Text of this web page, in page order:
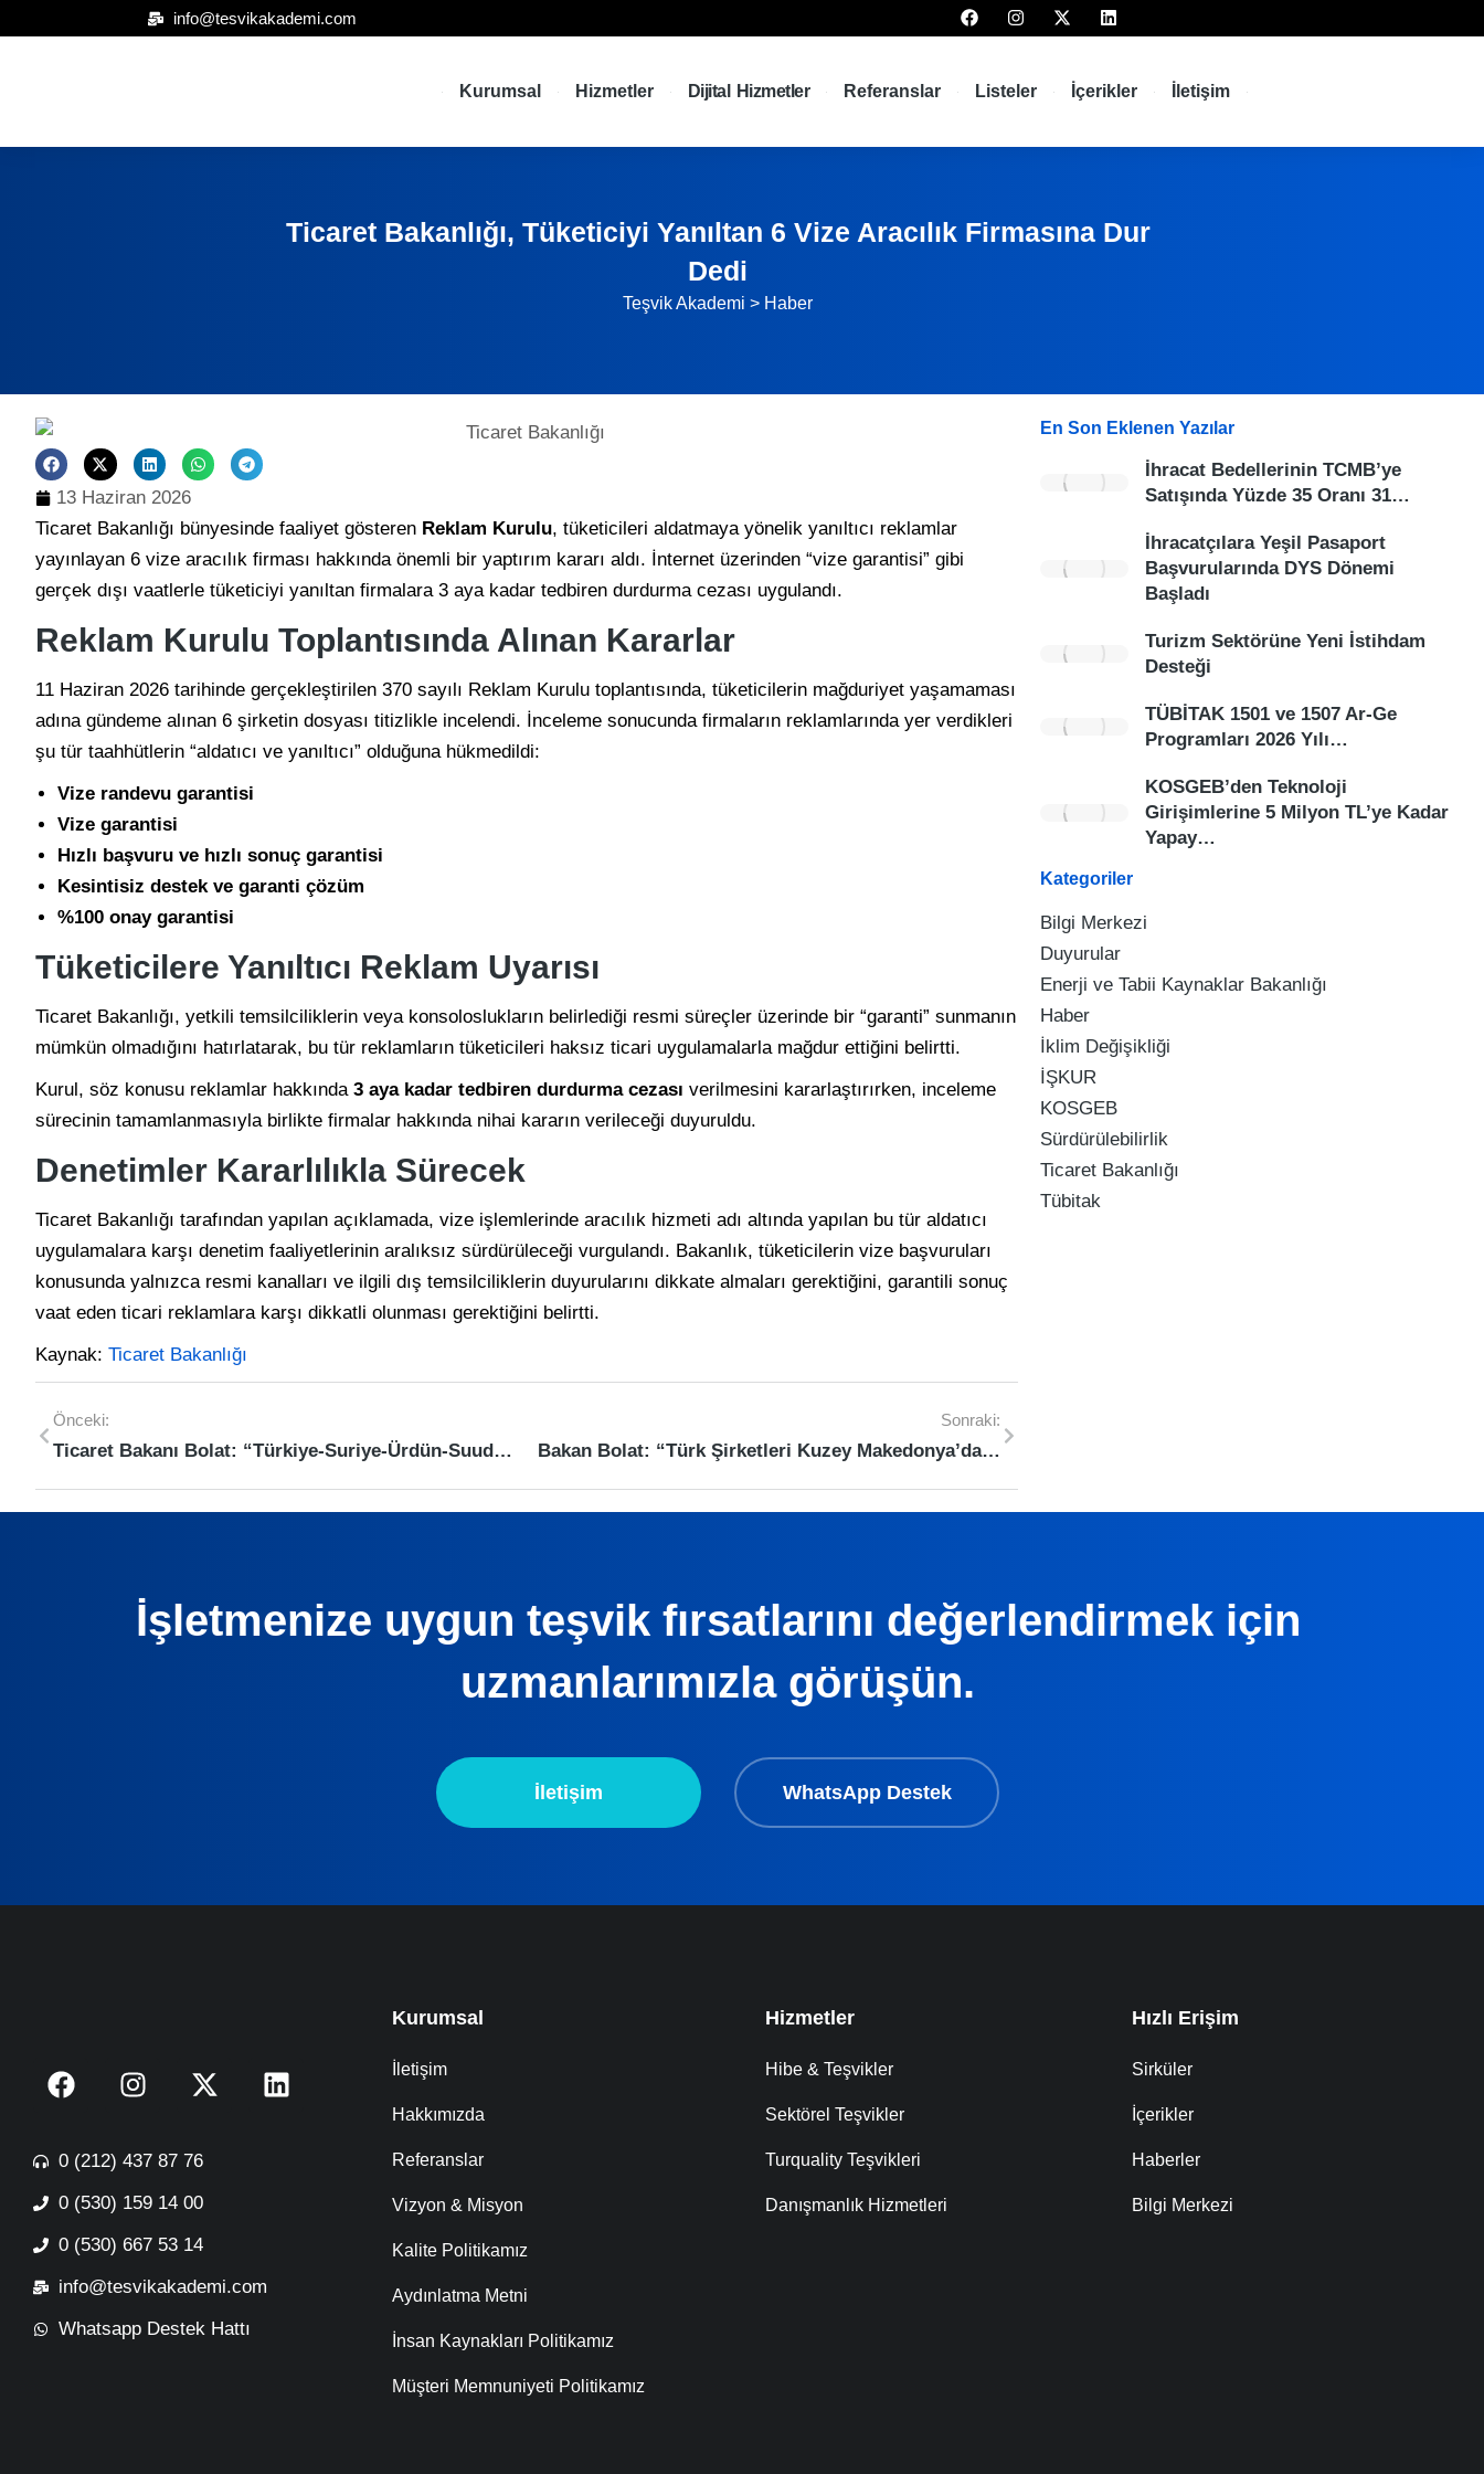
info@tesvikakademi.com
Kurumsal Hizmetler Dijital Hizmetler Referanslar Listeler İçerikler İletişim
Ticaret Bakanlığı, Tüketiciyi Yanıltan 6 Vize Aracılık Firmasına Dur
Dedi
Teşvik Akademi > Haber
13 Haziran 2026
Ticaret Bakanlığı bünyesinde faaliyet gösteren Reklam Kurulu, tüketicileri aldatmaya yönelik yanıltıcı reklamlar
yayınlayan 6 vize aracılık firması hakkında önemli bir yaptırım kararı aldı. İnternet üzerinden “vize garantisi” gibi
gerçek dışı vaatlerle tüketiciyi yanıltan firmalara 3 aya kadar tedbiren durdurma cezası uygulandı.
Reklam Kurulu Toplantısında Alınan Kararlar
11 Haziran 2026 tarihinde gerçekleştirilen 370 sayılı Reklam Kurulu toplantısında, tüketicilerin mağduriyet yaşamaması
adına gündeme alınan 6 şirketin dosyası titizlikle incelendi. İnceleme sonucunda firmaların reklamlarında yer verdikleri
şu tür taahhütlerin “aldatıcı ve yanıltıcı” olduğuna hükmedildi:
Vize randevu garantisi
Vize garantisi
Hızlı başvuru ve hızlı sonuç garantisi
Kesintisiz destek ve garanti çözüm
%100 onay garantisi
Tüketicilere Yanıltıcı Reklam Uyarısı
Ticaret Bakanlığı, yetkili temsilciliklerin veya konsoloslukların belirlediği resmi süreçler üzerinde bir “garanti” sunmanın
mümkün olmadığını hatırlatarak, bu tür reklamların tüketicileri haksız ticari uygulamalarla mağdur ettiğini belirtti.
Kurul, söz konusu reklamlar hakkında 3 aya kadar tedbiren durdurma cezası verilmesini kararlaştırırken, inceleme
sürecinin tamamlanmasıyla birlikte firmalar hakkında nihai kararın verileceği duyuruldu.
Denetimler Kararlılıkla Sürecek
Ticaret Bakanlığı tarafından yapılan açıklamada, vize işlemlerinde aracılık hizmeti adı altında yapılan bu tür aldatıcı
uygulamalara karşı denetim faaliyetlerinin aralıksız sürdürüleceği vurgulandı. Bakanlık, tüketicilerin vize başvuruları
konusunda yalnızca resmi kanalları ve ilgili dış temsilciliklerin duyurularını dikkate almaları gerektiğini, garantili sonuç
vaat eden ticari reklamlara karşı dikkatli olunması gerektiğini belirtti.
Kaynak: Ticaret Bakanlığı
Önceki:
Ticaret Bakanı Bolat: “Türkiye-Suriye-Ürdün-Suudi Arabistan Transit Koridoru Bölgenin Can Damarı”
Sonraki:
Bakan Bolat: “Türk Şirketleri Kuzey Makedonya’da 2 Milyar Dolarlık Projeye İmza Attı”
En Son Eklenen Yazılar
İhracat Bedellerinin TCMB’ye
Satışında Yüzde 35 Oranı 31…
İhracatçılara Yeşil Pasaport
Başvurularında DYS Dönemi
Başladı
Turizm Sektörüne Yeni İstihdam
Desteği
TÜBİTAK 1501 ve 1507 Ar-Ge
Programları 2026 Yılı…
KOSGEB’den Teknoloji
Girişimlerine 5 Milyon TL’ye Kadar
Yapay…
Kategoriler
Bilgi Merkezi
Duyurular
Enerji ve Tabii Kaynaklar Bakanlığı
Haber
İklim Değişikliği
İŞKUR
KOSGEB
Sürdürülebilirlik
Ticaret Bakanlığı
Tübitak
İşletmenize uygun teşvik fırsatlarını değerlendirmek için
uzmanlarımızla görüşün.
İletişim WhatsApp Destek
0 (212) 437 87 76
0 (530) 159 14 00
0 (530) 667 53 14
info@tesvikakademi.com
Whatsapp Destek Hattı
Kurumsal
İletişim
Hakkımızda
Referanslar
Vizyon & Misyon
Kalite Politikamız
Aydınlatma Metni
İnsan Kaynakları Politikamız
Müşteri Memnuniyeti Politikamız
Hizmetler
Hibe & Teşvikler
Sektörel Teşvikler
Turquality Teşvikleri
Danışmanlık Hizmetleri
Hızlı Erişim
Sirküler
İçerikler
Haberler
Bilgi Merkezi